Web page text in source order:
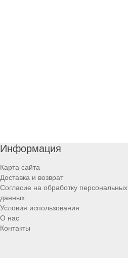
Информация
Карта сайта
Доставка и возврат
Согласие на обработку персональных
данных
Условия использования
О нас
Контакты